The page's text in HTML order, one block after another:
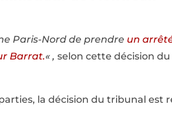
Paris-Nord de prendre un
Barrat.« , selon cette décision du
la décision du tribunal est